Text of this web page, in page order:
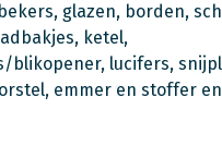
glazen, borden,
ketel,
blikopener, lucifers,
emmer en stoffer